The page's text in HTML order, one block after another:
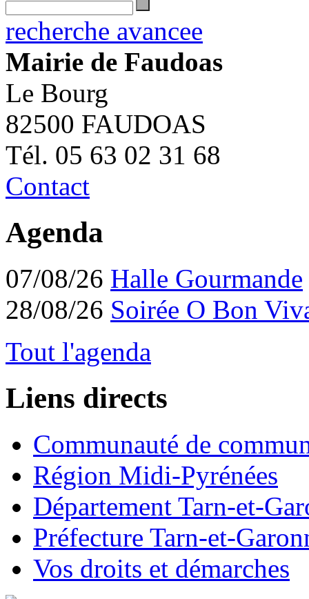
recherche avancee
Mairie de Faudoas
Le Bourg
82500 FAUDOAS
Tél. 05 63 02 31 68
Contact
Agenda
07/08/26 Halle Gourmande
28/08/26 Soirée O Bon
Tout l'agenda
Liens directs
Communauté de
Région Midi-Pyrénées
Département Tarn-et-
Préfecture Tarn-et-
Vos droits et démarches